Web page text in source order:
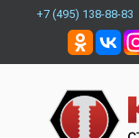
+7 (495) 138-88-83